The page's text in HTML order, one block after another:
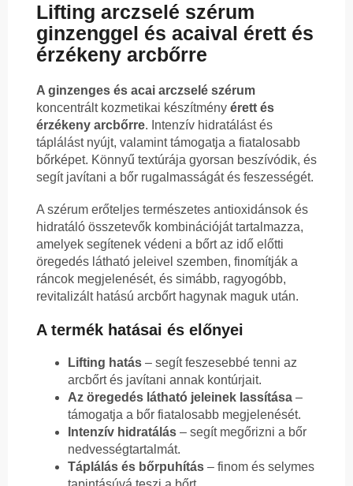
Lifting arczselé szérum
ginzenggel és acaival érett és
érzékeny arcbőrre
A ginzenges és acai arczselé szérum
koncentrált kozmetikai készítmény érett és
érzékeny arcbőrre. Intenzív hidratálást és
táplálást nyújt, valamint támogatja a fiatalosabb
bőrképet. Könnyű textúrája gyorsan beszívódik, és
segít javítani a bőr rugalmasságát és feszességét.
A szérum erőteljes természetes antioxidánsok és
hidratáló összetevők kombinációját tartalmazza,
amelyek segítenek védeni a bőrt az idő előtti
öregedés látható jeleivel szemben, finomítják a
ráncok megjelenését, és simább, ragyogóbb,
revitalizált hatású arcbőrt hagynak maguk után.
A termék hatásai és előnyei
Lifting hatás – segít feszesebbé tenni az
arcbőrt és javítani annak kontúrjait.
Az öregedés látható jeleinek lassítása –
támogatja a bőr fiatalosabb megjelenését.
Intenzív hidratálás – segít megőrizni a bőr
nedvességtartalmát.
Táplálás és bőrpuhítás – finom és selymes